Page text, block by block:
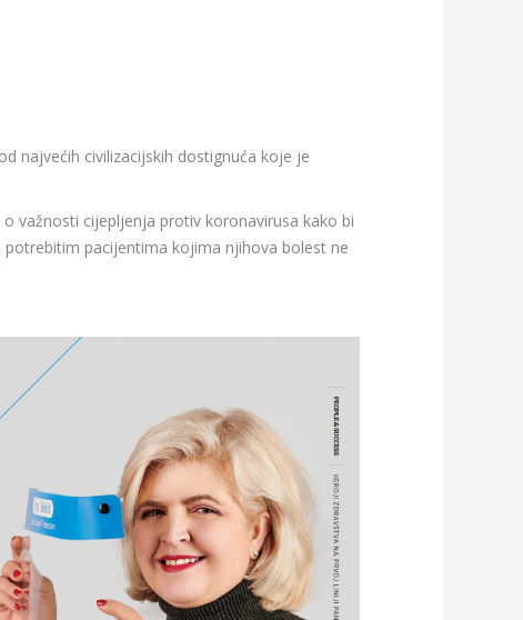
najvećih civilizacijskih dostignuća koje je
važnosti cijepljenja protiv koronavirusa kako bi
pacijentima kojima njihova bolest ne